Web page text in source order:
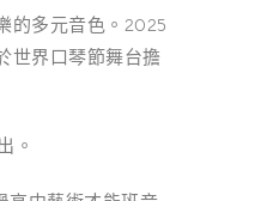
的多元音色。2025
世界口琴節舞台擔
。